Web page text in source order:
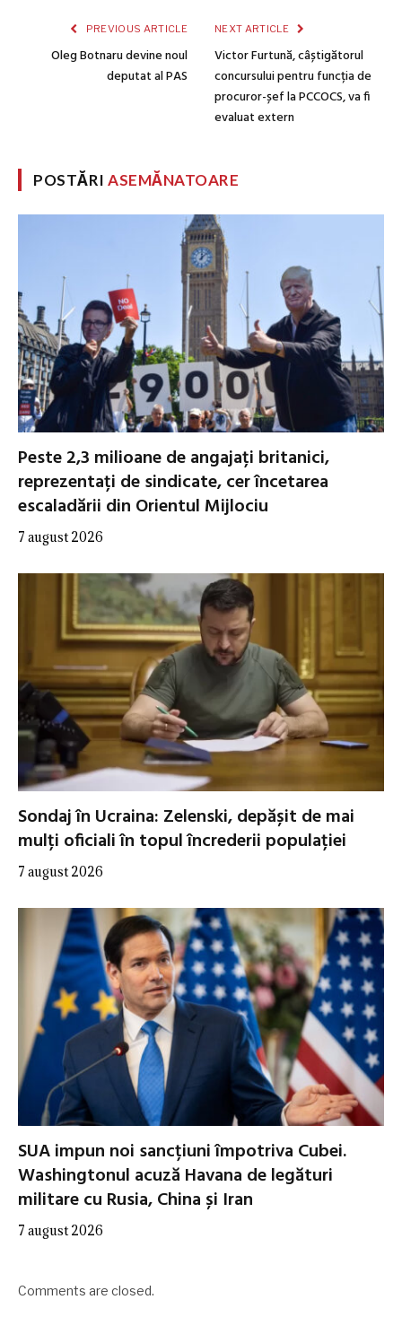
PREVIOUS ARTICLE
Oleg Botnaru devine noul
deputat al PAS
NEXT ARTICLE
Victor Furtună, câștigătorul
concursului pentru funcția de
procuror-șef la PCCOCS, va fi
evaluat extern
POSTĂRIASEMĂNATOARE
Peste 2,3 milioane de angajați britanici,
reprezentați de sindicate, cer încetarea
escaladării din Orientul Mijlociu
7 august 2026
Sondaj în Ucraina: Zelenski, depășit de mai
mulți oficiali în topul încrederii populației
7 august 2026
SUA impun noi sancțiuni împotriva Cubei.
Washingtonul acuză Havana de legături
militare cu Rusia, China și Iran
7 august 2026
Comments are closed.